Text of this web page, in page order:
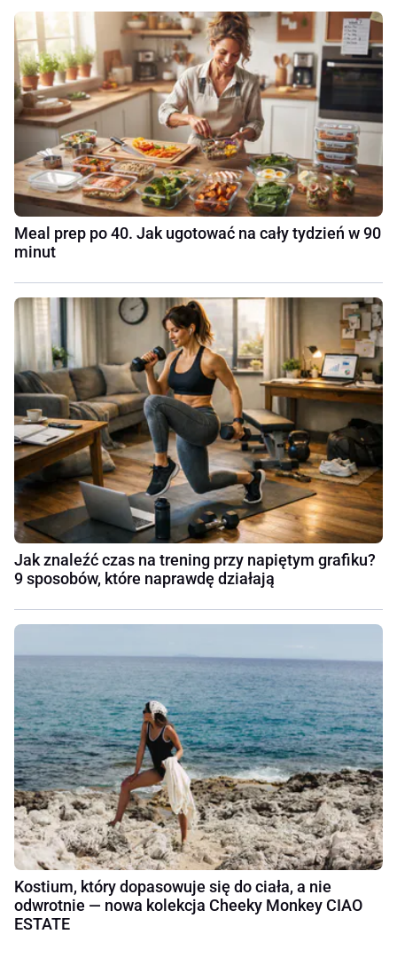
Meal prep po 40. Jak ugotować na cały tydzień w 90
minut
Jak znaleźć czas na trening przy napiętym grafiku?
9 sposobów, które naprawdę działają
Kostium, który dopasowuje się do ciała, a nie
odwrotnie — nowa kolekcja Cheeky Monkey CIAO
ESTATE